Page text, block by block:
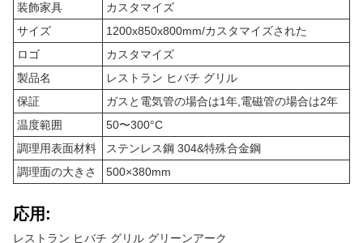
装飾家具
カスタマイズ
サイズ
1200x850x800mm/カスタマイズされた
ロゴ
カスタマイズ
製品名
レストラン ヒバチ グリル
保証
ガスと電気管の場合は1年,電磁管の場合は2年
温度範囲
50〜300°C
調理用表面材料
ステンレス鋼 304&特殊合金鋼
調理面の大きさ
500×380mm
応用:
レストラン ヒバチ グリル グリーンアーク